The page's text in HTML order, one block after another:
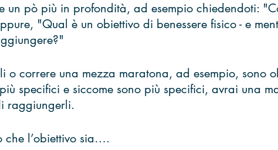
un pò più in profondità, ad esempio chiedendoti:
"Qual è un obiettivo di benessere fisico - e
o correre una mezza maratona, ad esempio, sono
specifici e siccome sono più specifici, avrai una
raggiungerli.
che l’obiettivo sia….